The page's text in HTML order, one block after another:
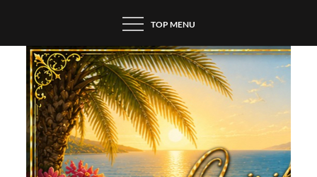
content
TOP MENU